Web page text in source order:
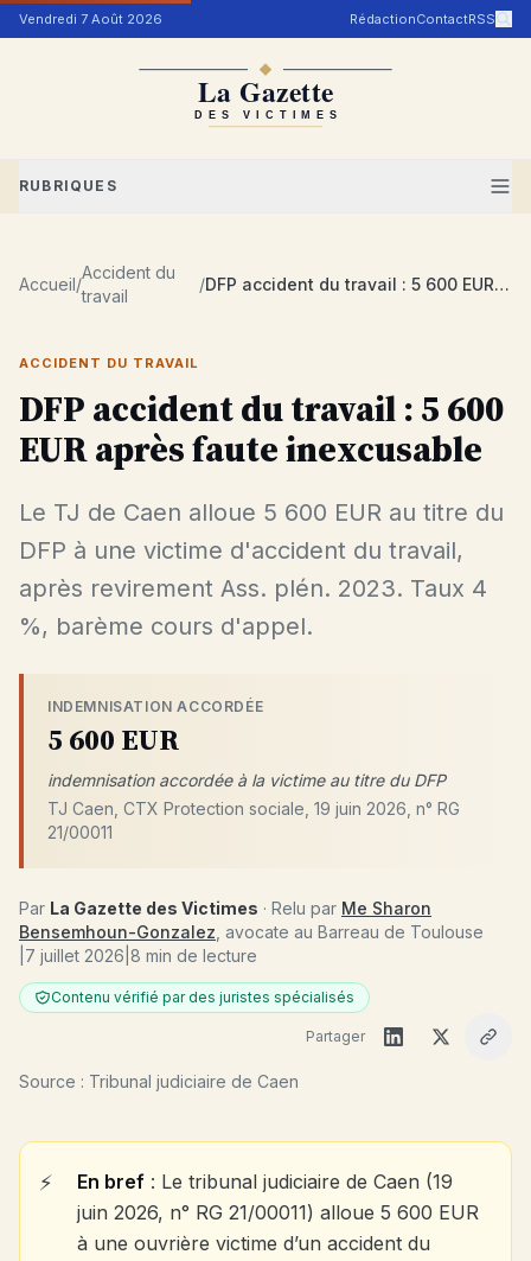
Aller au contenu
Vendredi 7 Août 2026 RédactionContactRSS
RUBRIQUES
Accueil/
Accident du
travail
/ DFP accident du travail : 5 600 EUR après faute inexcusable
ACCIDENT DU TRAVAIL
DFP accident du travail : 5 600
EUR après faute inexcusable
Le TJ de Caen alloue 5 600 EUR au titre du
DFP à une victime d'accident du travail,
après revirement Ass. plén. 2023. Taux 4
%, barème cours d'appel.
INDEMNISATION ACCORDÉE
5 600 EUR
indemnisation accordée à la victime au titre du DFP
TJ Caen, CTX Protection sociale, 19 juin 2026, n° RG
21/00011
Par La Gazette des Victimes · Relu par Me Sharon
Bensemhoun-Gonzalez , avocate au Barreau de Toulouse
7 juillet 2026 8 min de lecture
Contenu vérifié par des juristes spécialisés
Partager
Source : Tribunal judiciaire de Caen
En bref : Le tribunal judiciaire de Caen (19
juin 2026, n° RG 21/00011) alloue 5 600 EUR
à une ouvrière victime d’un accident du